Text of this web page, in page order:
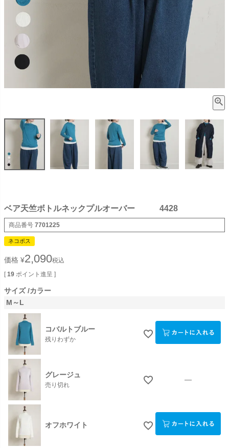
ベア天竺ボトルネックプルオーバー 4428
商品番号 7701225
ネコポス
価格 ¥2,090税込
[ 19 ポイント進呈 ]
サイズ カラー
M～L
コバルトブルー
残りわずか
グレージュ
売り切れ
—
オフホワイト